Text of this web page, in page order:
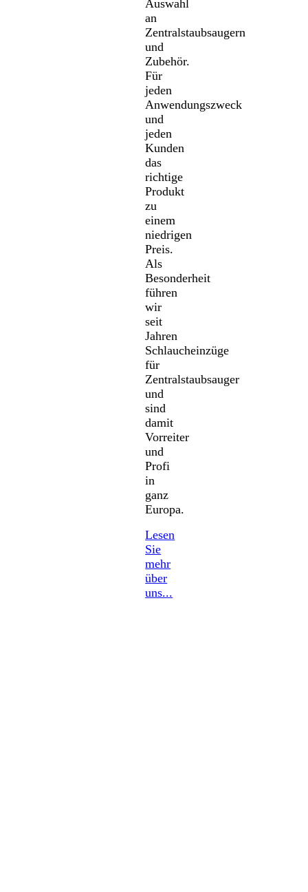
Auswahl
an
Zentralstaubsaugern
und
Zubehör.
Für
jeden
Anwendungszweck
und
jeden
Kunden
das
richtige
Produkt
zu
einem
niedrigen
Preis.
Als
Besonderheit
führen
wir
seit
Jahren
Schlaucheinzüge
für
Zentralstaubsauger
und
sind
damit
Vorreiter
und
Profi
in
ganz
Europa.
Lesen
Sie
mehr
über
uns...